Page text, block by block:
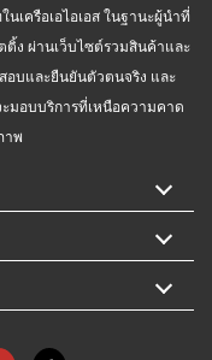
เครือเอไอเอส ในฐานะผู้นำที่
ง ผ่านเว็บไซต์รวมสินค้าและ
อบและยืนยันตัวตนจริง และ
มอบบริการที่เหนือความคาด
าพ